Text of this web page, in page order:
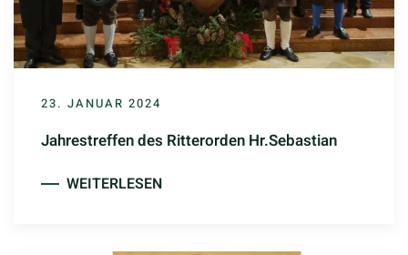
23. JANUAR 2024
Jahrestreffen des Ritterorden Hr.Sebastian
WEITERLESEN